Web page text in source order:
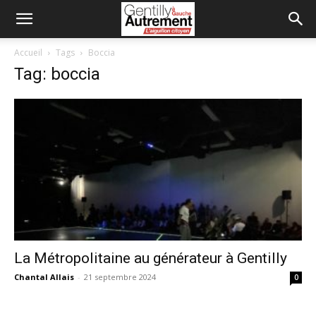
Accueil Tags Boccia
Tag: boccia
La Métropolitaine au générateur à Gentilly
Chantal Allais - 21 septembre 2024 0